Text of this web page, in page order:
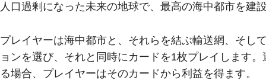
人口過剰になった未来の地球で、最高の海中都市を建
プレイヤーは海中都市と、それらを結ぶ輸送網、そし
ョンを選び、それと同時にカードを1枚プレイします
る場合、プレイヤーはそのカードから利益を得ます。